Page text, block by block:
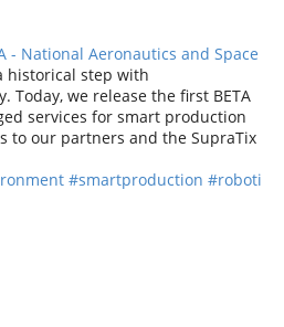
- National Aeronautics and Space
historical step with
Today, we release the first BETA
services for smart production
to our partners and the SupraTix
#smartproduction #roboti